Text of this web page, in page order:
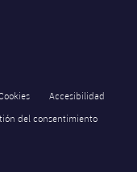
Cookies
Accesibilidad
del consentimiento